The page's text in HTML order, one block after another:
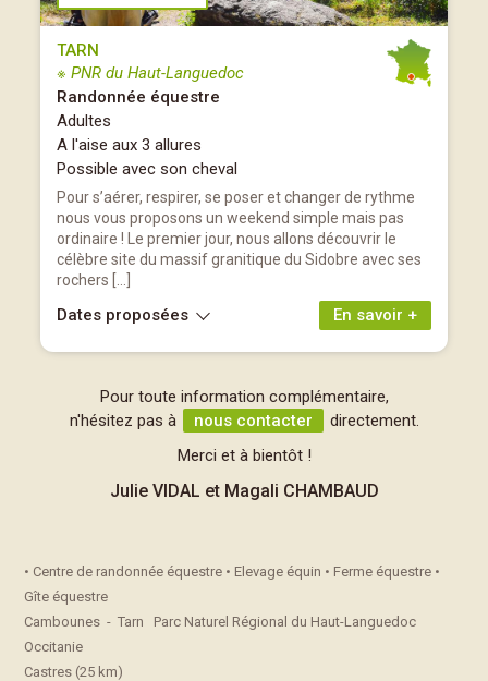
TARN
※ PNR du Haut-Languedoc
Randonnée équestre
Adultes
A l'aise aux 3 allures
Possible avec son cheval
Pour s’aérer, respirer, se poser et changer de rythme
nous vous proposons un weekend simple mais pas
ordinaire ! Le premier jour, nous allons découvrir le
célèbre site du massif granitique du Sidobre avec ses
rochers […]
En savoir +
Dates proposées
Pour toute information complémentaire,
n'hésitez pas à
nous contacter
directement.
Merci et à bientôt !
Julie VIDAL et Magali CHAMBAUD
• Centre de randonnée équestre • Elevage équin • Ferme équestre •
Gîte équestre
Cambounes - Tarn Parc Naturel Régional du Haut-Languedoc
Occitanie
Castres (25 km)